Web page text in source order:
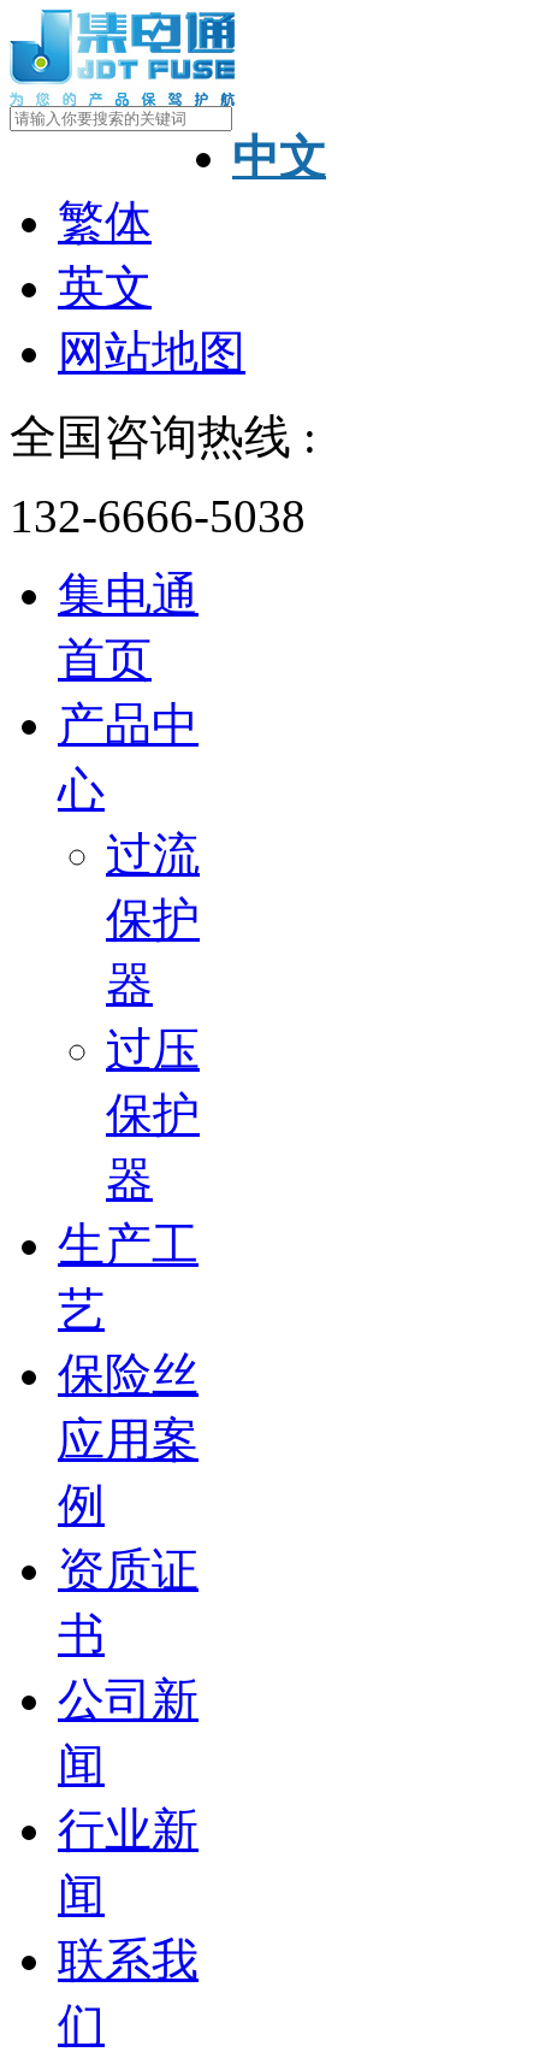
中文
繁体
英文
网站地图
全国咨询热线 :
132-6666-5038
集电通
首页
产品中
心
过流
保护
器
过压
保护
器
生产工
艺
保险丝
应用案
例
资质证
书
公司新
闻
行业新
闻
联系我
们